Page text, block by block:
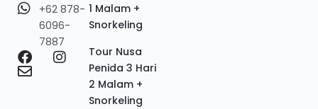
+62 878-
6096-
7887
1 Malam +
Snorkeling
Tour Nusa
Penida 3 Hari
2 Malam +
Snorkeling